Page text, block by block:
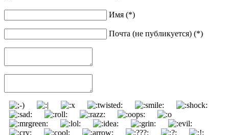
Имя (*)
Почта (не публикуется) (*)